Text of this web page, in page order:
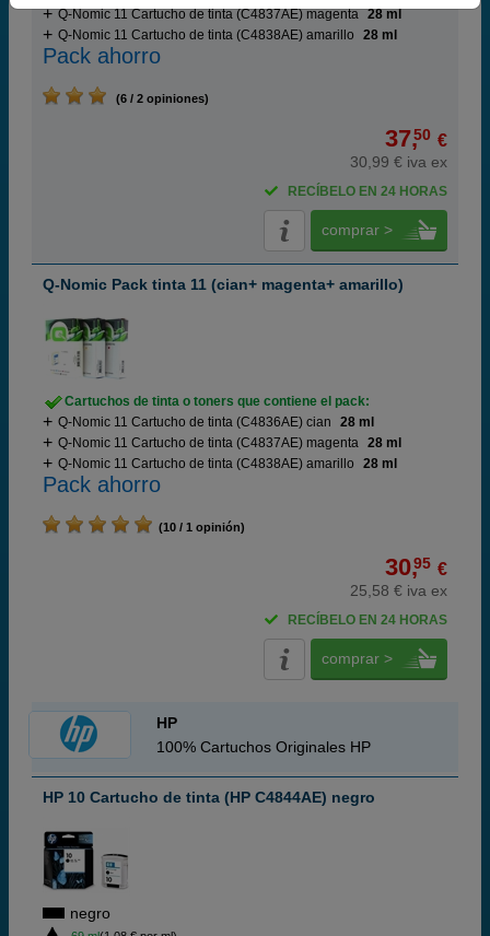
Q-Nomic 11 Cartucho de tinta (C4837AE) magenta 28 ml
Q-Nomic 11 Cartucho de tinta (C4838AE) amarillo
28 ml
Pack ahorro
(6 / 2 opiniones)
37,50 €
30,99 € iva ex
RECÍBELO EN 24 HORAS
comprar >
Q-Nomic Pack tinta 11 (cian+ magenta+ amarillo)
Cartuchos de tinta o toners que contiene el pack:
Q-Nomic 11 Cartucho de tinta (C4836AE) cian
28 ml
Q-Nomic 11 Cartucho de tinta (C4837AE) magenta 28 ml
Q-Nomic 11 Cartucho de tinta (C4838AE) amarillo
28 ml
Pack ahorro
(10 / 1 opinión)
30,95 €
25,58 € iva ex
RECÍBELO EN 24 HORAS
comprar >
HP
100% Cartuchos Originales HP
HP 10 Cartucho de tinta (HP C4844AE) negro
negro